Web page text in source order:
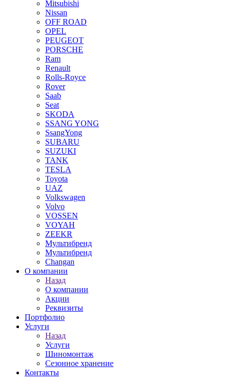
Mitsubishi
Nissan
OFF ROAD
OPEL
PEUGEOT
PORSCHE
Ram
Renault
Rolls-Royce
Rover
Saab
Seat
SKODA
SSANG YONG
SsangYong
SUBARU
SUZUKI
TANK
TESLA
Toyota
UAZ
Volkswagen
Volvo
VOSSEN
VOYAH
ZEEKR
Мультибренд
Мультибренд
Сhangan
О компании
Назад
О компании
Акции
Реквизиты
Портфолио
Услуги
Назад
Услуги
Шиномонтаж
Сезонное хранение
Контакты